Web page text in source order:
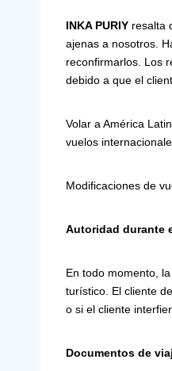
INKA PURIY resalta
ajenas a nosotros.
reconfirmarlos. Los
debido a que el
Volar a América
vuelos
Modificaciones de
Autoridad durante
En todo momento,
turístico. El cliente
o si el cliente
Documentos de